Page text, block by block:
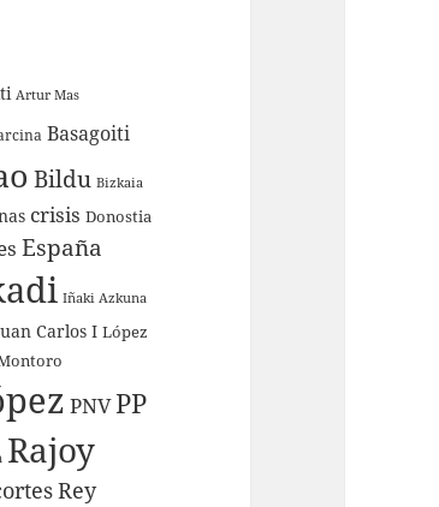
Artur Mas
Basagoiti
Bildu Bizkaia
crisis Donostia
España
Iñaki Azkuna
Carlos I López
PNVPP
Rajoy
Rey